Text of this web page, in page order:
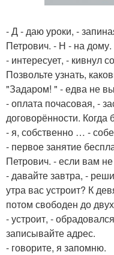
- Д - даю уроки, -
Петрович. - Н - на дому.
- интересует, - кивнул
Позвольте узнать,
"Задаром! " - едва не
- оплата почасовая, -
договорённости. Когда
- я, собственно … -
- первое занятие
Петрович. - если вам
- давайте завтра, -
утра вас устроит? К
потом свободен до
- устроит, -
записывайте адрес.
- говорите, я запомню.